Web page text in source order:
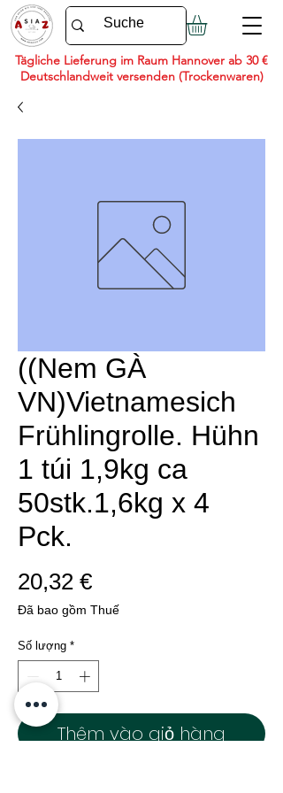
Tägliche Lieferung im Raum Hannover ab 30 €
Deutschlandweit versenden (Trockenwaren)
((Nem GÀ
VN)Vietnamesich
Frühlingrolle. Hühn
1 túi 1,9kg ca
50stk.1,6kg x 4
Pck.
20,32 €Giá
Đã bao gồm Thuế
Số lượng *
Thêm vào giỏ hàng